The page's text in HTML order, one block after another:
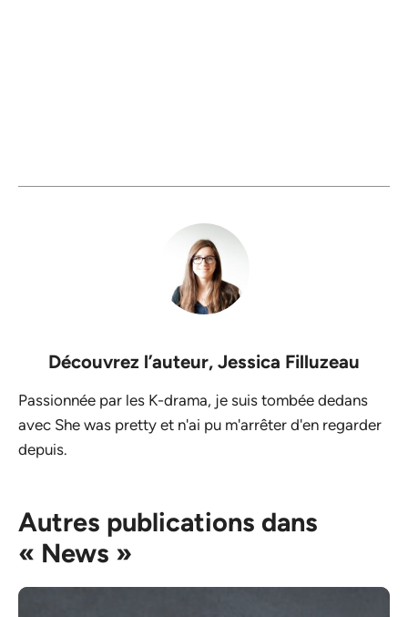
Découvrez l’auteur, Jessica Filluzeau
Passionnée par les K-drama, je suis tombée dedans
avec She was pretty et n'ai pu m'arrêter d'en regarder
depuis.
Autres publications dans
« News »